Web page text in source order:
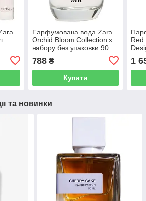
Парфумована вода Zara
Orchid Bloom Collection з
набору без упаковки 90
788₴
Купити
Red
1
та новинки